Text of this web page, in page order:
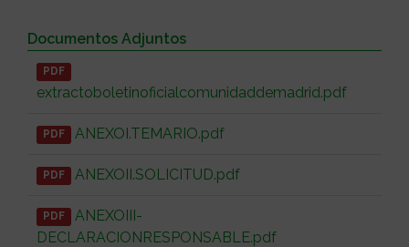
Documentos Adjuntos
PDF
extractoboletinoficialcomunidaddemadrid.pdf
PDF ANEXOI.TEMARIO.pdf
PDF ANEXOII.SOLICITUD.pdf
PDF
ANEXOIII-
DECLARACIONRESPONSABLE.pdf